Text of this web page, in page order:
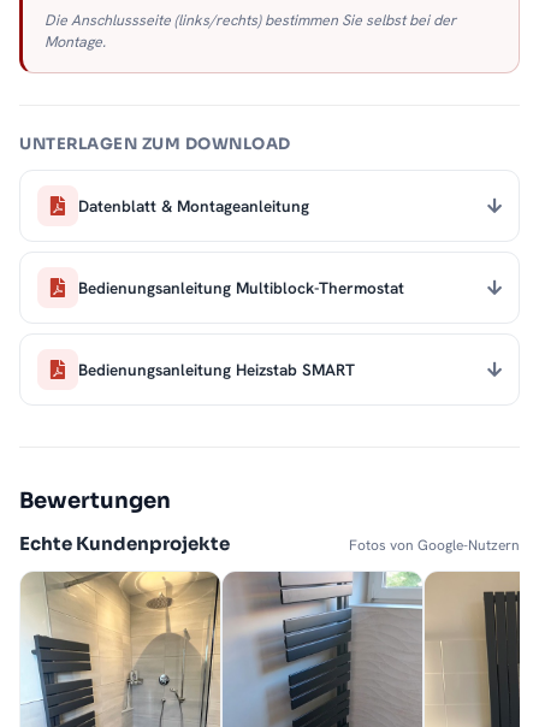
Die Anschlussseite (links/rechts) bestimmen Sie selbst bei der
Montage.
UNTERLAGEN ZUM DOWNLOAD
Datenblatt & Montageanleitung
Bedienungsanleitung Multiblock-Thermostat
Bedienungsanleitung Heizstab SMART
Bewertungen
Echte Kundenprojekte Fotos von Google-Nutzern